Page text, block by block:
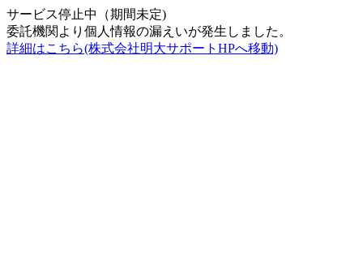
サービス停止中（期間未定)
委託機関より個人情報の漏えいが発生しました。
詳細はこちら(株式会社明大サポートHPへ移動)